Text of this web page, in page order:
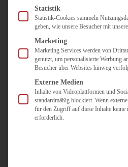
E-Mail
Statistik
Statistik-Cookies sammeln
geben, wie unsere Besucher mit
Marketing
Marketing Services werden von
genutzt, um personalisierte Werbung
Besucher über Websites hinweg
Externe Medien
Inhalte von Videoplattformen und
standardmäßig blockiert. Wenn
für den Zugriff auf diese Inhalte
erforderlich.